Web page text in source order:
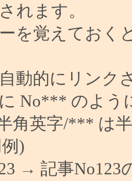
れます。
を覚えておく
動的にリンク
No*** のよう
角英字/*** は
)
→ 記事No123